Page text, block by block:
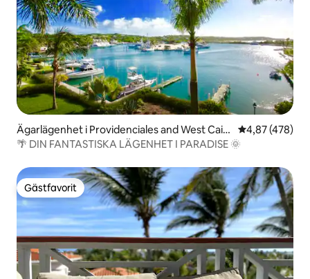
Ägarlägenhet i Providenciales and West Caic
os
4,87 av 5 i
4,87 (478)
🌴 DIN FANTASTISKA LÄGENHET I PARADISE 🌞
Gästfavorit
Gästfavorit